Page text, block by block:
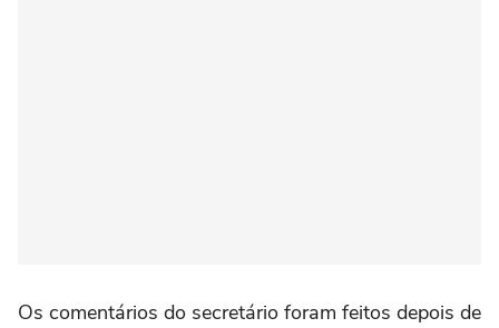
Os comentários do secretário foram feitos depois de